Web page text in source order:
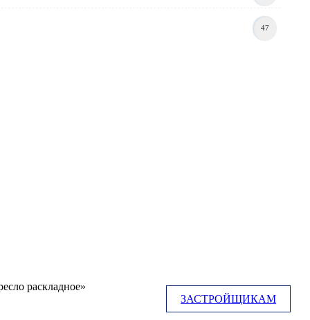
47
раскладное»
ЗАСТРОЙЩИКАМ